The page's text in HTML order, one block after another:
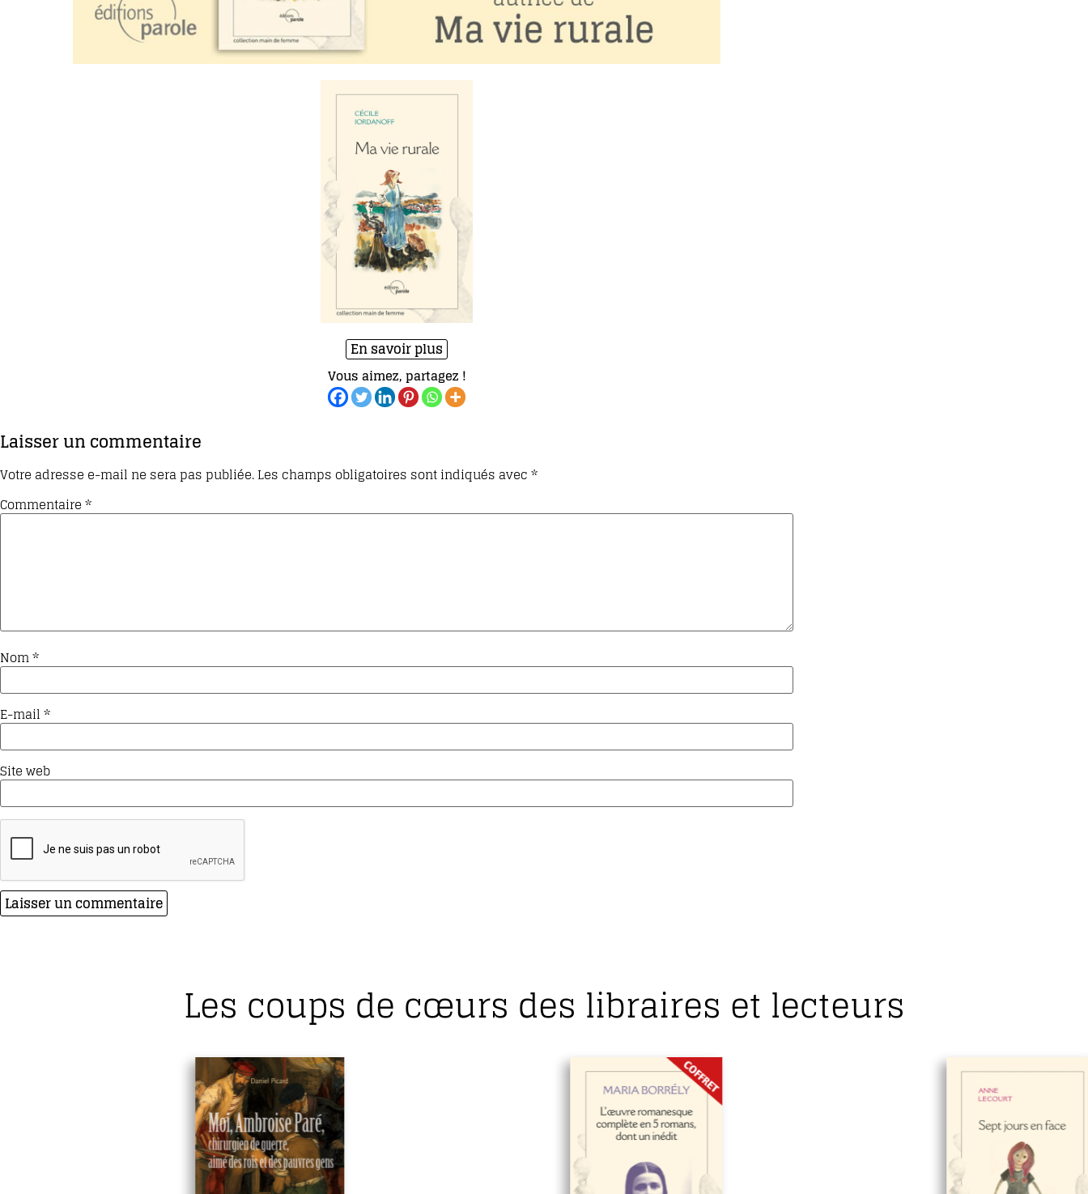
En savoir plus
Vous aimez, partagez !
Laisser un commentaire
Votre adresse e-mail ne sera pas publiée.Les champs obligatoires sont indiqués avec*
Commentaire*
Nom*
E-mail*
Site web
Les coups de cœurs des libraires et lecteurs